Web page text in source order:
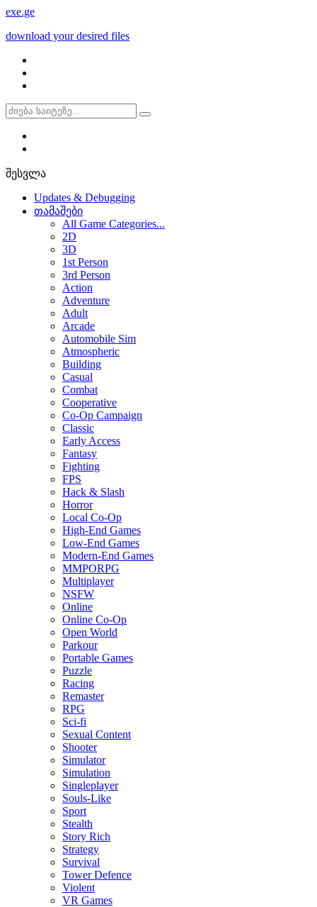
exe.ge
download your desired files
შესვლა
Updates & Debugging
თამაშები
All Game Categories...
2D
3D
1st Person
3rd Person
Action
Adventure
Adult
Arcade
Automobile Sim
Atmospheric
Building
Casual
Combat
Cooperative
Co-Op Campaign
Classic
Early Access
Fantasy
Fighting
FPS
Hack & Slash
Horror
Local Co-Op
High-End Games
Low-End Games
Modern-End Games
MMPORPG
Multiplayer
NSFW
Online
Online Co-Op
Open World
Parkour
Portable Games
Puzzle
Racing
Remaster
RPG
Sci-fi
Sexual Content
Shooter
Simulator
Simulation
Singleplayer
Souls-Like
Sport
Stealth
Story Rich
Strategy
Survival
Tower Defence
Violent
VR Games